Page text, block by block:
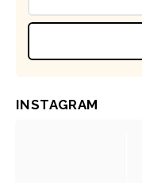
INSTAGRAM